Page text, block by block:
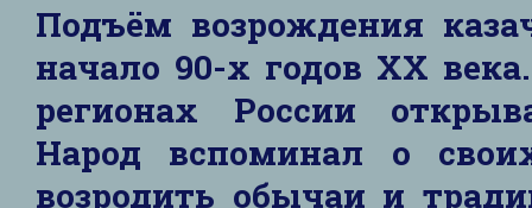
Подъём возрождения
начало 90-х годов XX
регионах России
Народ вспоминал о
возродить обычаи и